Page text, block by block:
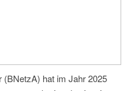
(BNetzA) hat im Jahr 2025